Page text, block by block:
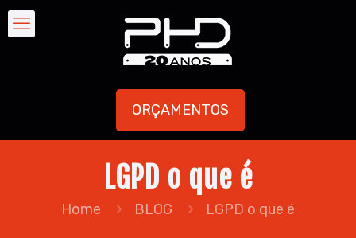
ORÇAMENTOS
LGPD o que é
Home BLOG LGPD o que é